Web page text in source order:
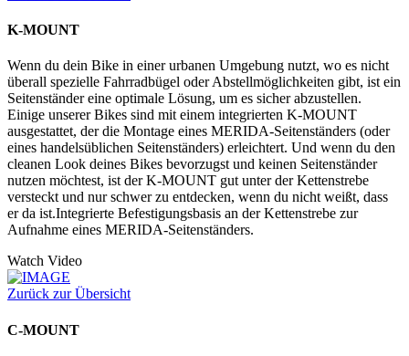
K-MOUNT
Wenn du dein Bike in einer urbanen Umgebung nutzt, wo es nicht
überall spezielle Fahrradbügel oder Abstellmöglichkeiten gibt, ist ein
Seitenständer eine optimale Lösung, um es sicher abzustellen.
Einige unserer Bikes sind mit einem integrierten K-MOUNT
ausgestattet, der die Montage eines MERIDA-Seitenständers (oder
eines handelsüblichen Seitenständers) erleichtert. Und wenn du den
cleanen Look deines Bikes bevorzugst und keinen Seitenständer
nutzen möchtest, ist der K-MOUNT gut unter der Kettenstrebe
versteckt und nur schwer zu entdecken, wenn du nicht weißt, dass
er da ist.Integrierte Befestigungsbasis an der Kettenstrebe zur
Aufnahme eines MERIDA-Seitenständers.
Watch Video
Zurück zur Übersicht
C-MOUNT